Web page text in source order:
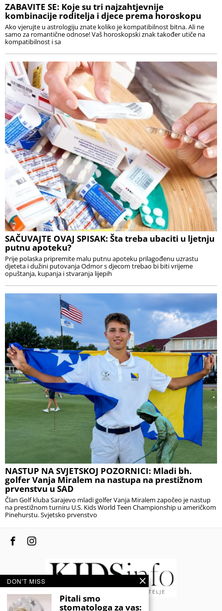
ZABAVITE SE: Koje su tri najzahtjevnije
kombinacije roditelja i djece prema horoskopu
Ako vjerujte u astrologiju znate koliko je kompatibilnost bitna. Ali ne
samo za romantične odnose! Vaš horoskopski znak također utiče na
kompatibilnost i sa
SAČUVAJTE OVAJ SPISAK: Šta treba ubaciti u ljetnju
putnu apoteku?
Prije polaska pripremite malu putnu apoteku prilagođenu uzrastu
djeteta i dužini putovanja Odmor s djecom trebao bi biti vrijeme
opuštanja, kupanja i stvaranja lijepih
NASTUP NA SVJETSKOJ POZORNICI: Mladi bh.
golfer Vanja Miralem na nastupa na prestižnom
prvenstvu u SAD
Član Golf kluba Sarajevo mladi golfer Vanja Miralem započeo je nastup
na prestižnom turniru U.S. Kids World Teen Championship u američkom
Pinehurstu. Svjetsko prvenstvo
DON'T MISS
Pitali smo
stomatologa za vas: